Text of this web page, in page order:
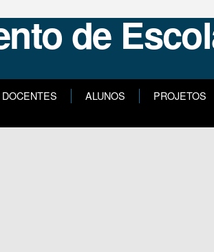
DOCENTES ALUNOS PROJETOS